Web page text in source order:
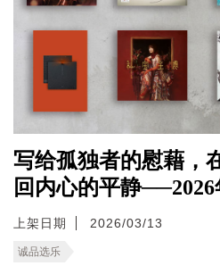
写给孤独者的慰藉，
回内心的平静
上架日期 2026/03/13
诚品选乐